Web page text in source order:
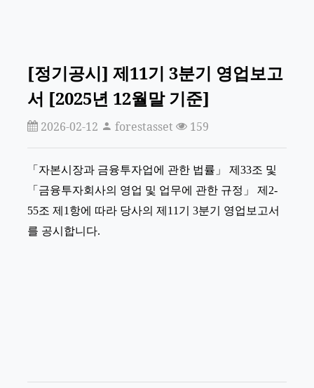
[정기공시] 제11기 3분기 영업보고
서 [2025년 12월말 기준]
2026-02-12 forestasset 159
「자본시장과 금융투자업에 관한 법률」 제33조 및
「금융투자회사의 영업 및 업무에 관한 규정」 제2-
55조 제1항에 따라 당사의 제11기 3분기 영업보고서
를 공시합니다.